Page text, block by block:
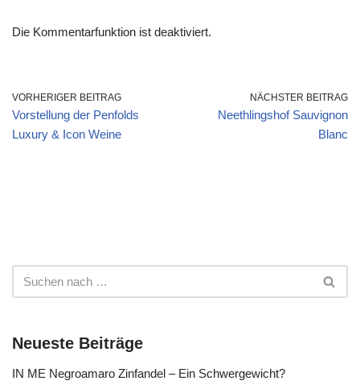
Die Kommentarfunktion ist deaktiviert.
VORHERIGER BEITRAG
Vorstellung der Penfolds
Luxury & Icon Weine
NÄCHSTER BEITRAG
Neethlingshof Sauvignon
Blanc
Neueste Beiträge
IN ME Negroamaro Zinfandel – Ein Schwergewicht?